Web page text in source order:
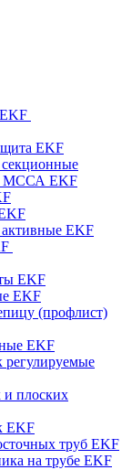
EKF
МССА EKF
EKF
EKF
EKF
(профлист)
EKF
регулируемые
и плоских
EKF
труб EKF
на трубе EKF